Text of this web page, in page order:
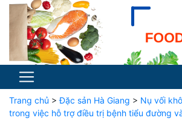
Trang chủ >Đặc sản Hà Giang > Nụ vối
trong việc hỗ trợ điều trị bệnh tiểu đường